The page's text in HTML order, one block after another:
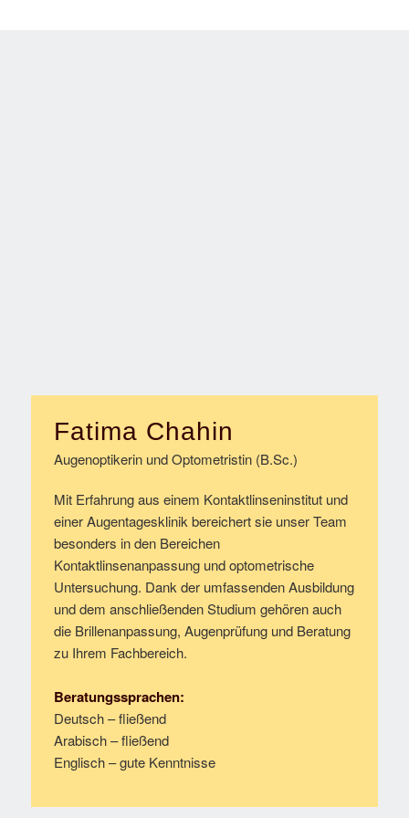
Fatima Chahin
Augenoptikerin und Optometristin (B.Sc.)
Mit Erfahrung aus einem Kontaktlinseninstitut und
einer Augentagesklinik bereichert sie unser Team
besonders in den Bereichen
Kontaktlinsenanpassung und optometrische
Untersuchung. Dank der umfassenden Ausbildung
und dem anschließenden Studium gehören auch
die Brillenanpassung, Augenprüfung und Beratung
zu Ihrem Fachbereich.
Beratungssprachen:
Deutsch – fließend
Arabisch – fließend
Englisch – gute Kenntnisse